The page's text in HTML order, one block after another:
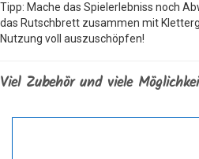
Tipp: Mache das Spielerlebniss noch
das Rutschbrett zusammen mit
Nutzung voll auszuschöpfen!
Viel Zubehör und viele